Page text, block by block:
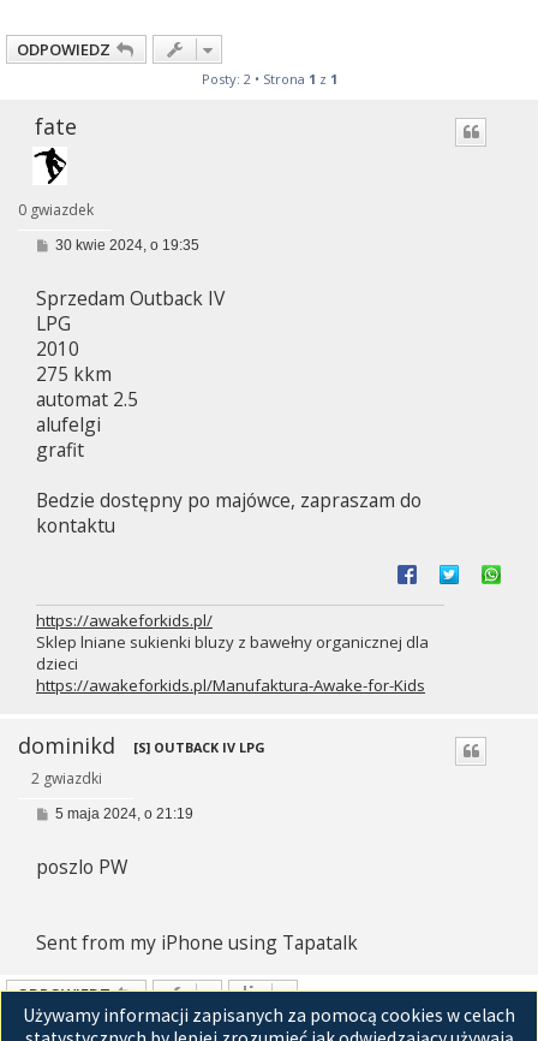
ODPOWIEDZ
Posty: 2 • Strona 1 z 1
fate
0 gwiazdek
P
t
30 kwie 2024, o 19:35
Sprzedam Outback IV
LPG
2010
275 kkm
automat 2.5
alufelgi
grafit
Bedzie dostępny po majówce, zapraszam do
kontaktu
https://awakeforkids.pl/
Sklep lniane sukienki bluzy z bawełny organicznej dla
dzieci
https://awakeforkids.pl/Manufaktura-Awake-for-Kids
dominikd
2 gwiazdki
[S] OUTBACK IV LPG
P
t
5 maja 2024, o 21:19
poszlo PW
Sent from my iPhone using Tapatalk
ODPOWIEDZ
Posty: 2 • Strona 1z1
Używamy informacji zapisanych za pomocą cookies w celach